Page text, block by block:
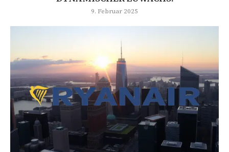
9. Februar 2025